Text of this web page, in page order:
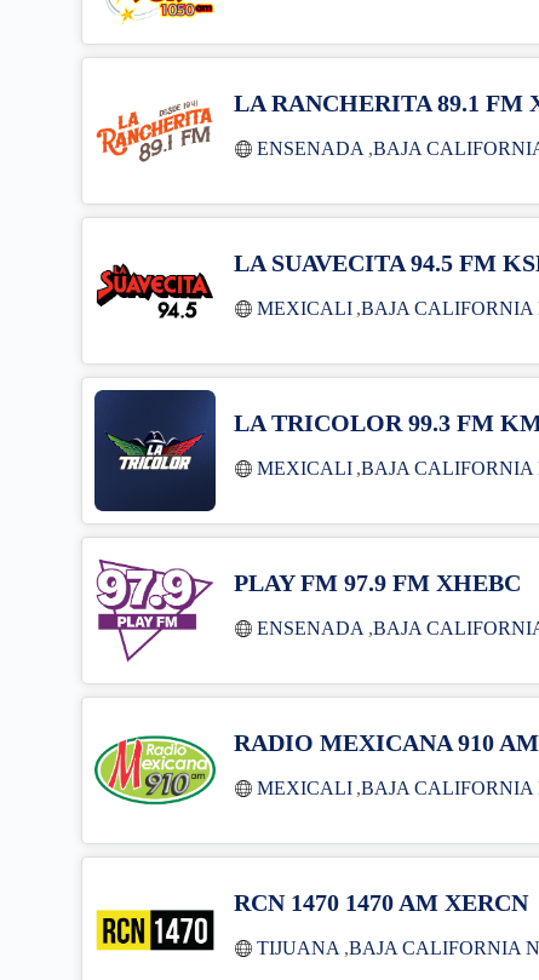
LA RANCHERITA 89.1 FM
ENSENADA ,BAJA
LA SUAVECITA 94.5 FM
MEXICALI ,BAJA CALIFORNIA
LA TRICOLOR 99.3 FM
MEXICALI ,BAJA CALIFORNIA
PLAY FM 97.9 FM XHEBC
ENSENADA ,BAJA
RADIO MEXICANA 910
MEXICALI ,BAJA CALIFORNIA
RCN 1470 1470 AM XERCN
TIJUANA ,BAJA CALIFORNIA